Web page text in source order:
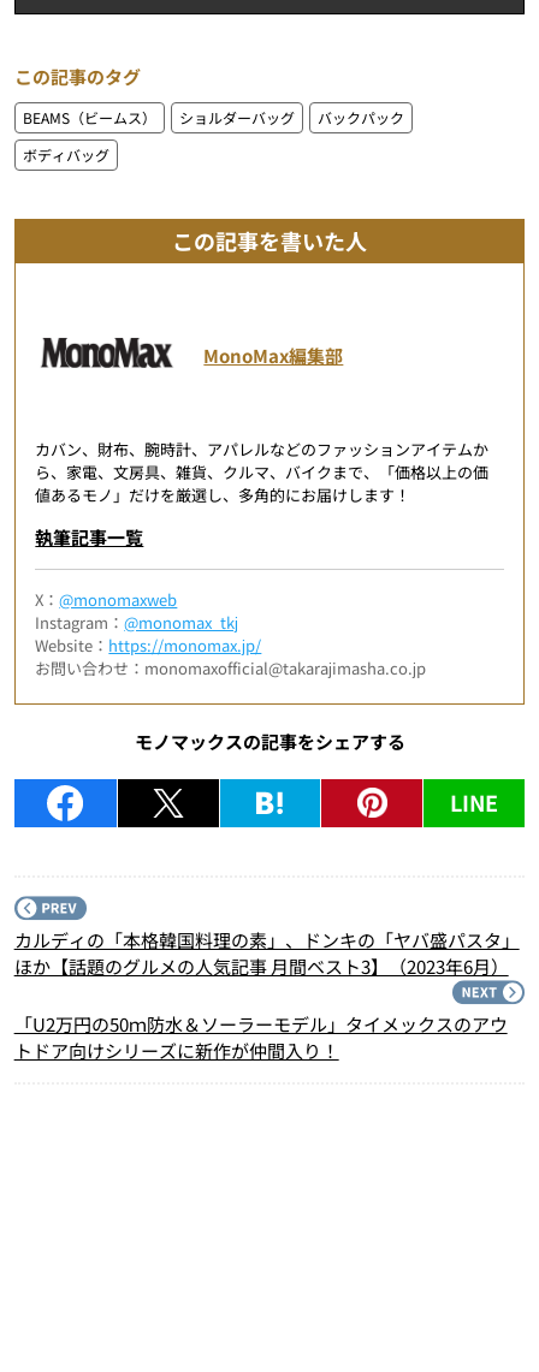
この記事のタグ
BEAMS（ビームス） ショルダーバッグ
バックパック
ボディバッグ
この記事を書いた人
MonoMax編集部
カバン、財布、腕時計、アパレルなどのファッションアイテムか
ら、家電、文房具、雑貨、クルマ、バイクまで、「価格以上の価
値あるモノ」だけを厳選し、多角的にお届けします！
執筆記事一覧
X：@monomaxweb
Instagram：@monomax_tkj
Website： https://monomax.jp/
お問い合わせ：monomaxofficial@takarajimasha.co.jp
モノマックスの記事をシェアする
LINE
カルディの「本格韓国料理の素」、ドンキの「ヤバ盛パスタ」
ほか【話題のグルメの人気記事 月間ベスト3】（2023年6月）
「U2万円の50ｍ防水＆ソーラーモデル」タイメックスのアウ
トドア向けシリーズに新作が仲間入り！